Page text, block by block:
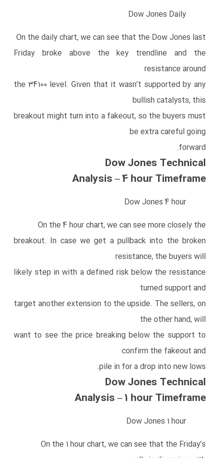
Dow Jones Daily
On the daily chart, we can see that the Dow Jones last
Friday broke above the key trendline and the
resistance around
the 34100 level. Given that it wasn’t supported by any
bullish catalysts, this
breakout might turn into a fakeout, so the buyers must
be extra careful going
forward.
Dow Jones Technical
Analysis – 4 hour Timeframe
Dow Jones 4 hour
On the 4 hour chart, we can see more closely the
breakout. In case we get a pullback into the broken
resistance, the buyers will
likely step in with a defined risk below the resistance
turned support and
target another extension to the upside. The sellers, on
the other hand, will
want to see the price breaking below the support to
confirm the fakeout and
pile in for a drop into new lows.
Dow Jones Technical
Analysis – 1 hour Timeframe
Dow Jones 1 hour
On the 1 hour chart, we can see that the Friday’s